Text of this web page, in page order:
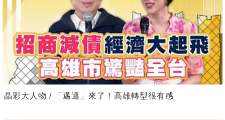
晶彩大人物 / 「邁邁」來了！高雄轉型很有感